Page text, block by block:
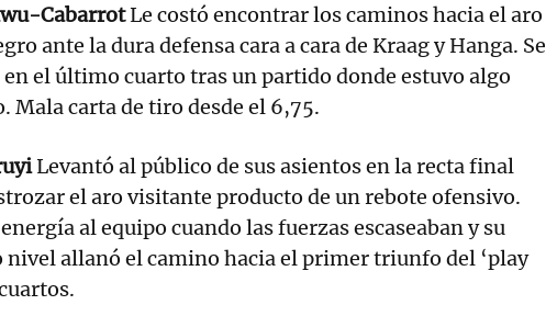
CabarrotLe costó encontrar los caminos hacia el aro
ante la dura defensa cara a cara de Kraag y Hanga. Se
el último cuarto tras un partido donde estuvo algo
Mala carta de tiro desde el 6,75.
Levantó al público de sus asientos en la recta final
el aro visitante producto de un rebote ofensivo.
al equipo cuando las fuerzas escaseaban y su
nivel allanó el camino hacia el primer triunfo del ‘play